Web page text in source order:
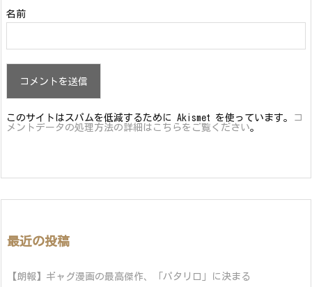
名前
このサイトはスパムを低減するために Akismet を使っています。
コ
メントデータの処理方法の詳細はこちらをご覧ください。
最近の投稿
【朗報】ギャグ漫画の最高傑作、「パタリロ」に決まる